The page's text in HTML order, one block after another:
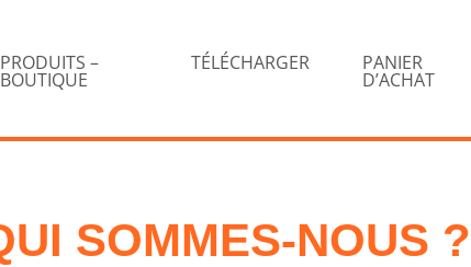
PRODUITS –
BOUTIQUE
TÉLÉCHARGER PANIER
D’ACHAT
SOMMES-NOUS ?